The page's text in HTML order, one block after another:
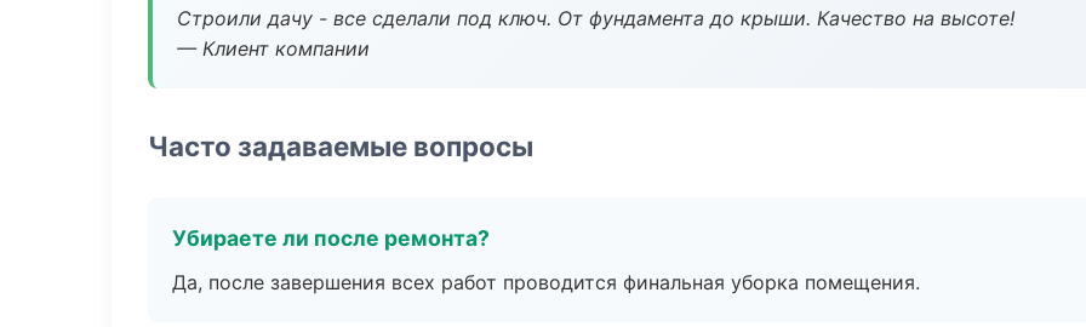
Строили дачу - все сделали под ключ. От фундамента до крыши. Качество на высоте!
— Клиент компании
Часто задаваемые вопросы
Убираете ли после ремонта?
Да, после завершения всех работ проводится финальная уборка помещения.